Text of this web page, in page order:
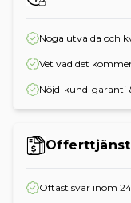
Noga utvalda och
Vet vad det
Nöjd-kund-garanti
Oftast svar inom